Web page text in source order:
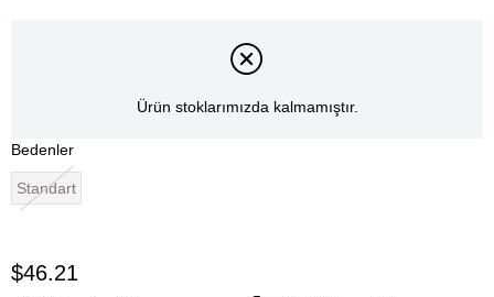
Ürün stoklarımızda kalmamıştır.
Bedenler
Standart
$46.21